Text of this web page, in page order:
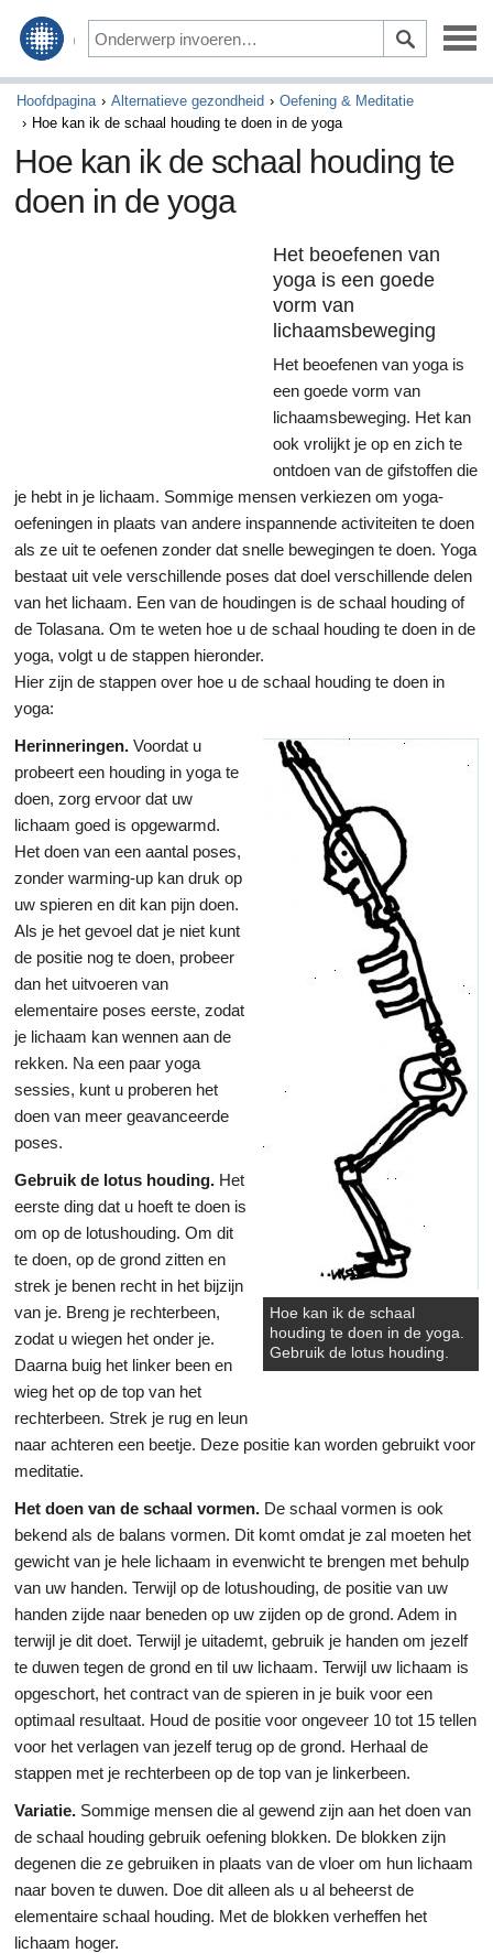
Alternatieve gezondheid
Gezondheidszorg & Welzijn
Bewegen & Voeding
Hoofdpagina Alternatieve gezondheid
Oefening & Meditatie
Hoe kan ik de schaal houding te doen in de yoga
Hoe kan ik de schaal houding te
doen in de yoga
Het beoefenen van
yoga is een goede
vorm van
lichaamsbeweging
Het beoefenen van yoga is
een goede vorm van
lichaamsbeweging. Het kan
ook vrolijkt je op en zich te
ontdoen van de gifstoffen die
je hebt in je lichaam. Sommige mensen verkiezen om yoga-
oefeningen in plaats van andere inspannende activiteiten te doen
als ze uit te oefenen zonder dat snelle bewegingen te doen. Yoga
bestaat uit vele verschillende poses dat doel verschillende delen
van het lichaam. Een van de houdingen is de schaal houding of
de Tolasana. Om te weten hoe u de schaal houding te doen in de
yoga, volgt u de stappen hieronder.
Hier zijn de stappen over hoe u de schaal houding te doen in
yoga:
Hoe kan ik de schaal
houding te doen in de yoga.
Gebruik de lotus houding.
Herinneringen. Voordat u
probeert een houding in yoga te
doen, zorg ervoor dat uw
lichaam goed is opgewarmd.
Het doen van een aantal poses,
zonder warming-up kan druk op
uw spieren en dit kan pijn doen.
Als je het gevoel dat je niet kunt
de positie nog te doen, probeer
dan het uitvoeren van
elementaire poses eerste, zodat
je lichaam kan wennen aan de
rekken. Na een paar yoga
sessies, kunt u proberen het
doen van meer geavanceerde
poses.
Gebruik de lotus houding. Het
eerste ding dat u hoeft te doen is
om op de lotushouding. Om dit
te doen, op de grond zitten en
strek je benen recht in het bijzijn
van je. Breng je rechterbeen,
zodat u wiegen het onder je.
Daarna buig het linker been en
wieg het op de top van het
rechterbeen. Strek je rug en leun
naar achteren een beetje. Deze positie kan worden gebruikt voor
meditatie.
Het doen van de schaal vormen. De schaal vormen is ook
bekend als de balans vormen. Dit komt omdat je zal moeten het
gewicht van je hele lichaam in evenwicht te brengen met behulp
van uw handen. Terwijl op de lotushouding, de positie van uw
handen zijde naar beneden op uw zijden op de grond. Adem in
terwijl je dit doet. Terwijl je uitademt, gebruik je handen om jezelf
te duwen tegen de grond en til uw lichaam. Terwijl uw lichaam is
opgeschort, het contract van de spieren in je buik voor een
optimaal resultaat. Houd de positie voor ongeveer 10 tot 15 tellen
voor het verlagen van jezelf terug op de grond. Herhaal de
stappen met je rechterbeen op de top van je linkerbeen.
Variatie. Sommige mensen die al gewend zijn aan het doen van
de schaal houding gebruik oefening blokken. De blokken zijn
degenen die ze gebruiken in plaats van de vloer om hun lichaam
naar boven te duwen. Doe dit alleen als u al beheerst de
elementaire schaal houding. Met de blokken verheffen het
lichaam hoger.